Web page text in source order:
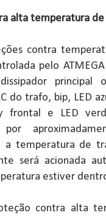
alta temperatura
contra
pelo
do trafo, bip, LED
frontal e LED
por
a temperatura de
será acionada
estiver
contra alta